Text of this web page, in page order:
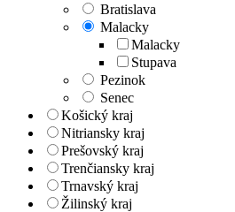
Bratislava
Malacky
Malacky
Stupava
Pezinok
Senec
Košický kraj
Nitriansky kraj
Prešovský kraj
Trenčiansky kraj
Trnavský kraj
Žilinský kraj